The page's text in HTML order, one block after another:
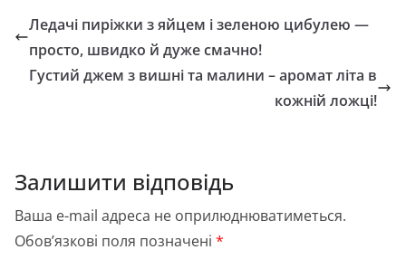
e
b
o
o
d
o
l л
и
т
Ледачі пиріжки з яйцем і зеленою цибулею —
просто, швидко й дуже смачно!
Густий джем з вишні та малини – аромат літа в
кожній ложці!
Залишити відповідь
Ваша e-mail адреса не оприлюднюватиметься.
Обов’язкові поля позначені *